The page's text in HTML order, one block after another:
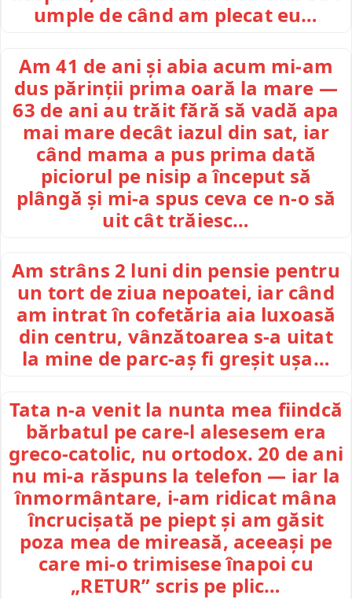
umple de când am plecat eu…
Am 41 de ani și abia acum mi-am
dus părinții prima oară la mare —
63 de ani au trăit fără să vadă apa
mai mare decât iazul din sat, iar
când mama a pus prima dată
piciorul pe nisip a început să
plângă și mi-a spus ceva ce n-o să
uit cât trăiesc…
Am strâns 2 luni din pensie pentru
un tort de ziua nepoatei, iar când
am intrat în cofetăria aia luxoasă
din centru, vânzătoarea s-a uitat
la mine de parc-aș fi greșit ușa…
Tata n-a venit la nunta mea fiindcă
bărbatul pe care-l alesesem era
greco-catolic, nu ortodox. 20 de ani
nu mi-a răspuns la telefon — iar la
înmormântare, i-am ridicat mâna
încrucișată pe piept și am găsit
poza mea de mireasă, aceeași pe
care mi-o trimisese înapoi cu
„RETUR” scris pe plic…